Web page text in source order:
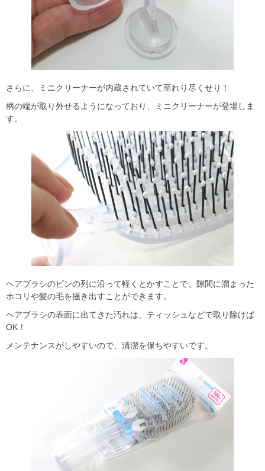
さらに、ミニクリーナーが内蔵されていて至れり尽くせり！
柄の端が取り外せるようになっており、ミニクリーナーが登場しま
す。
ヘアブラシのピンの列に沿って軽くとかすことで、隙間に溜まった
ホコリや髪の毛を掻き出すことができます。
ヘアブラシの表面に出てきた汚れは、ティッシュなどで取り除けば
OK！
メンテナンスがしやすいので、清潔を保ちやすいです。